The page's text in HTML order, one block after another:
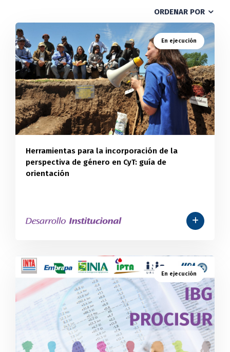
ORDENAR POR
En ejecución
Herramientas para la incorporación de la
perspectiva de género en CyT: guía de
orientación
En ejecución